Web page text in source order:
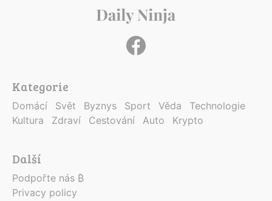
Kategorie
Domácí Svět Byznys Sport Věda
Technologie
Kultura
Zdraví Cestování Auto Krypto
Další
Podpořte nás ₿
Privacy policy